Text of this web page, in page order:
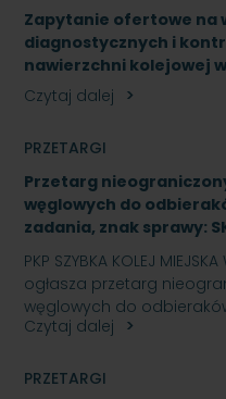
Zapytanie ofertowe na
diagnostycznych i
nawierzchni kolejowej
Czytaj dalej
PRZETARGI
Przetarg
węglowych do
zadania, znak sprawy:
PKP SZYBKA KOLEJ
ogłasza przetarg
węglowych do
Czytaj dalej
PRZETARGI